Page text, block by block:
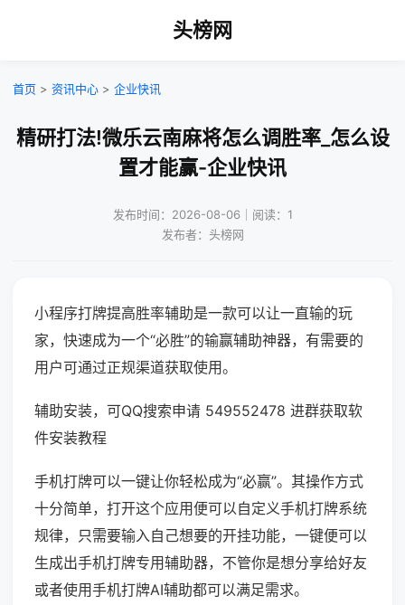
头榜网
首页 > 资讯中心 > 企业快讯
精研打法!微乐云南麻将怎么调胜率_怎么设
置才能赢-企业快讯
发布时间：2026-08-06｜阅读：1
发布者：头榜网
小程序打牌提高胜率辅助是一款可以让一直输的玩
家，快速成为一个“必胜”的输赢辅助神器，有需要的
用户可通过正规渠道获取使用。
辅助安装，可QQ搜索申请 549552478 进群获取软
件安装教程
手机打牌可以一键让你轻松成为“必赢”。其操作方式
十分简单，打开这个应用便可以自定义手机打牌系统
规律，只需要输入自己想要的开挂功能，一键便可以
生成出手机打牌专用辅助器，不管你是想分享给好友
或者使用手机打牌AI辅助都可以满足需求。